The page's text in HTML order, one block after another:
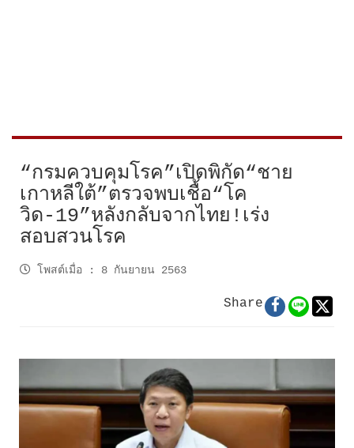
“กรมควบคุมโรค”เปิดพิกัด“ชาย
เกาหลีใต้”ตรวจพบเชื้อ“โค
วิด-19”หลังกลับจากไทย!เร่ง
สอบสวนโรค
โพสต์เมื่อ : 8 กันยายน 2563
Share